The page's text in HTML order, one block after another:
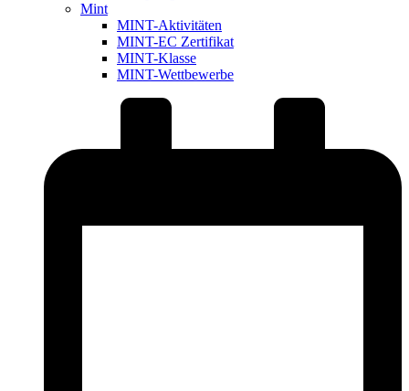
Mint
MINT-Aktivitäten
MINT-EC Zertifikat
MINT-Klasse
MINT-Wettbewerbe